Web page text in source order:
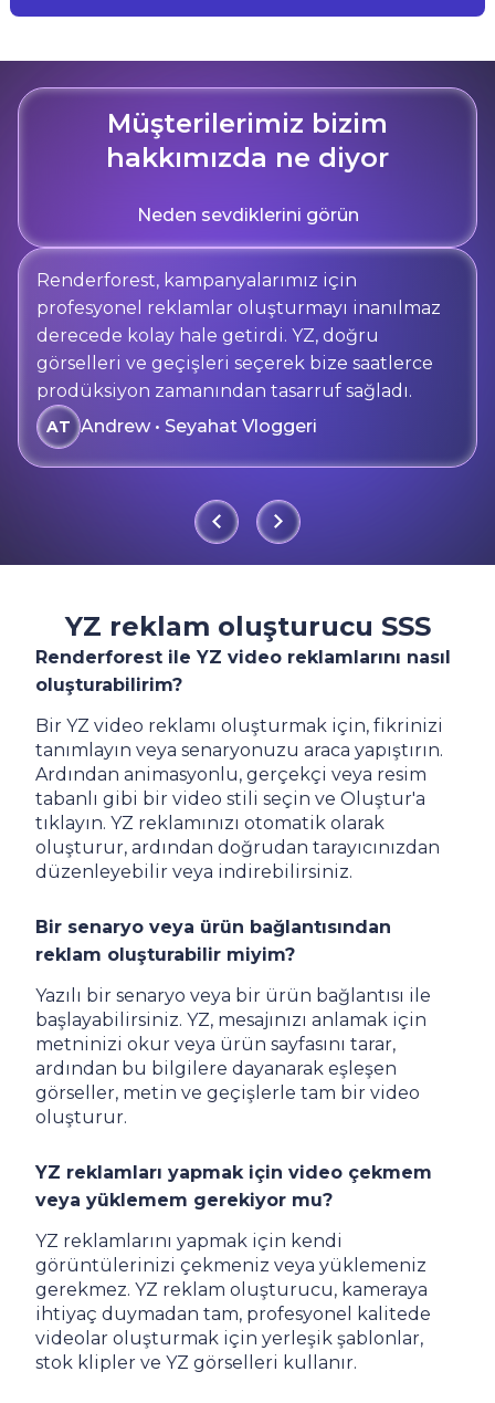
Müşterilerimiz bizim
hakkımızda ne diyor
Neden sevdiklerini görün
Renderforest, kampanyalarımız için
profesyonel reklamlar oluşturmayı inanılmaz
derecede kolay hale getirdi. YZ, doğru
görselleri ve geçişleri seçerek bize saatlerce
prodüksiyon zamanından tasarruf sağladı.
AT Andrew • Seyahat Vloggeri
YZ reklam oluşturucu SSS
Renderforest ile YZ video reklamlarını nasıl
oluşturabilirim?
Bir YZ video reklamı oluşturmak için, fikrinizi
tanımlayın veya senaryonuzu araca yapıştırın.
Ardından animasyonlu, gerçekçi veya resim
tabanlı gibi bir video stili seçin ve Oluştur'a
tıklayın. YZ reklamınızı otomatik olarak
oluşturur, ardından doğrudan tarayıcınızdan
düzenleyebilir veya indirebilirsiniz.
Bir senaryo veya ürün bağlantısından
reklam oluşturabilir miyim?
Yazılı bir senaryo veya bir ürün bağlantısı ile
başlayabilirsiniz. YZ, mesajınızı anlamak için
metninizi okur veya ürün sayfasını tarar,
ardından bu bilgilere dayanarak eşleşen
görseller, metin ve geçişlerle tam bir video
oluşturur.
YZ reklamları yapmak için video çekmem
veya yüklemem gerekiyor mu?
YZ reklamlarını yapmak için kendi
görüntülerinizi çekmeniz veya yüklemeniz
gerekmez. YZ reklam oluşturucu, kameraya
ihtiyaç duymadan tam, profesyonel kalitede
videolar oluşturmak için yerleşik şablonlar,
stok klipler ve YZ görselleri kullanır.